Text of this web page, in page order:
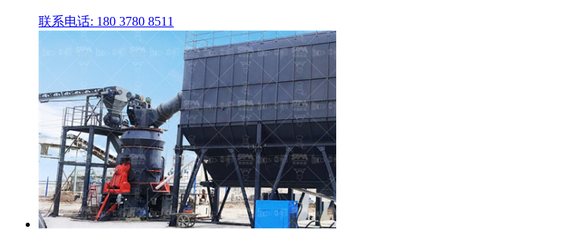
联系电话: 180 3780 8511